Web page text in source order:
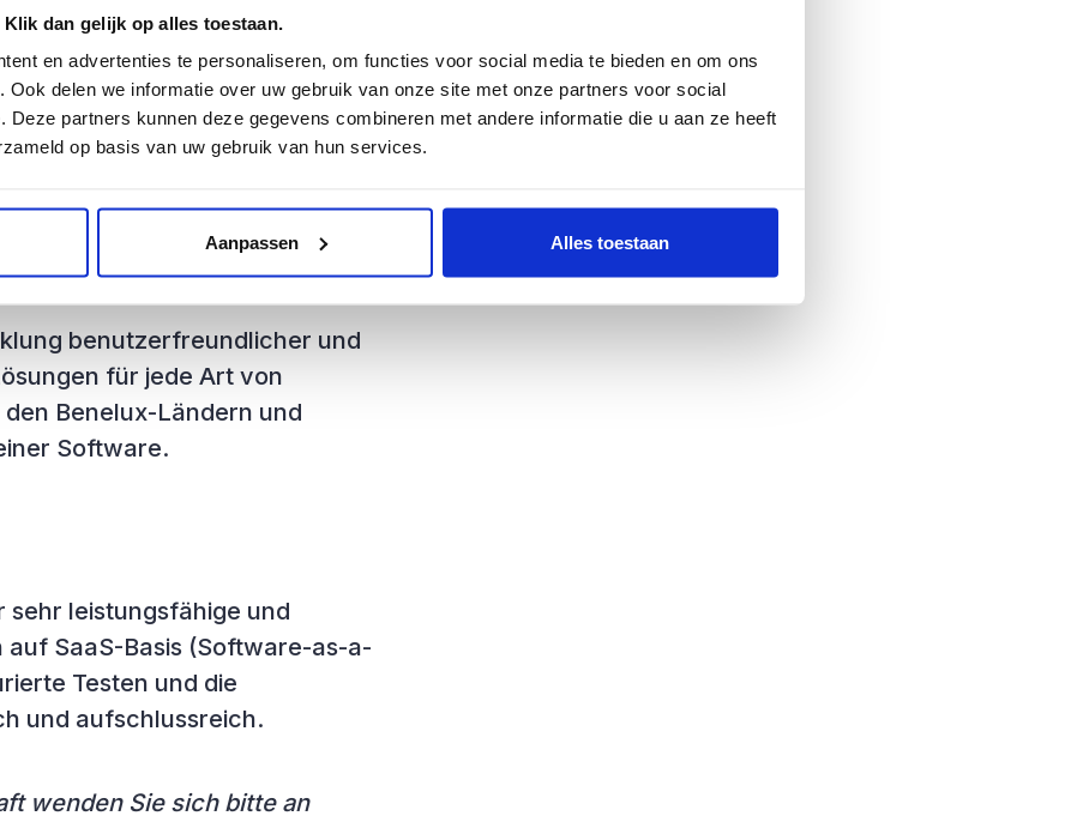
dan gelijk op alles toestaan.
en advertenties te personaliseren, om functies voor social media te bieden en om ons
Ook delen we informatie over uw gebruik van onze site met onze partners voor social
Deze partners kunnen deze gegevens combineren met andere informatie die u aan ze heeft
op basis van uw gebruik van hun services.
Aanpassen Alles toestaan
von der Partnerschaft eine
in den Bereichen
Sowohl TOPdesk als auch
ihrer Lösungen, so dass
und zu nutzen ist.
benutzerfreundlicher und
für jede Art von
Benelux-Ländern und
Software.
sehr leistungsfähige und
SaaS-Basis (Software-as-a-
Testen und die
und aufschlussreich.
wenden Sie sich bitte an